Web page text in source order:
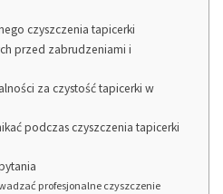
czyszczenia tapicerki
przed zabrudzeniami i
za czystość tapicerki w
podczas czyszczenia tapicerki
profesjonalne czyszczenie